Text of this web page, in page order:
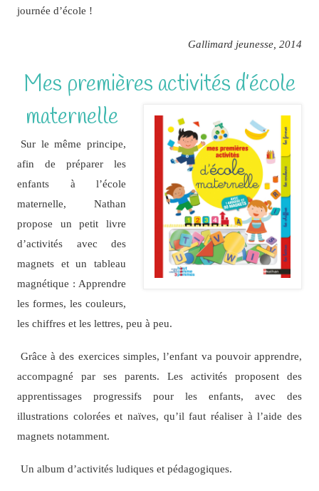
journée d’école !
Gallimard jeunesse, 2014
Mes premières activités d’école
maternelle
Sur le même principe,
afin de préparer les
enfants à l’école
maternelle, Nathan
propose un petit livre
d’activités avec des
magnets et un tableau
magnétique : Apprendre
les formes, les couleurs,
les chiffres et les lettres, peu à peu.
Grâce à des exercices simples, l’enfant va pouvoir apprendre,
accompagné par ses parents. Les activités proposent des
apprentissages progressifs pour les enfants, avec des
illustrations colorées et naïves, qu’il faut réaliser à l’aide des
magnets notamment.
Un album d’activités ludiques et pédagogiques.